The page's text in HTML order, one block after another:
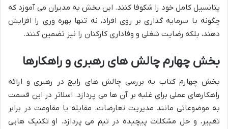
پتانسیل کامل خود را شکوفا کنند. این بخش به مدیران می آموزد که
چگونه با سرمایه گذاری بر روی افراد، نه تنها بهره وری را افزایش
دهند، بلکه رضایت شغلی و وفاداری کارکنان را نیز تضمین کنند.
بخش چهارم چالش های رهبری و راهکارها
بخش چهارم کتاب به بررسی چالش های رایج در رهبری و ارائه
راهکارهای عملی برای غلبه بر آن ها می پردازد. اسلاتر در این قسمت
به موضوعاتی مانند مدیریت تعارضات، مقابله با مقاومت در برابر
تغییر، و حل مشکلات پیچیده در تیم می پردازد. او تکنیک هایی